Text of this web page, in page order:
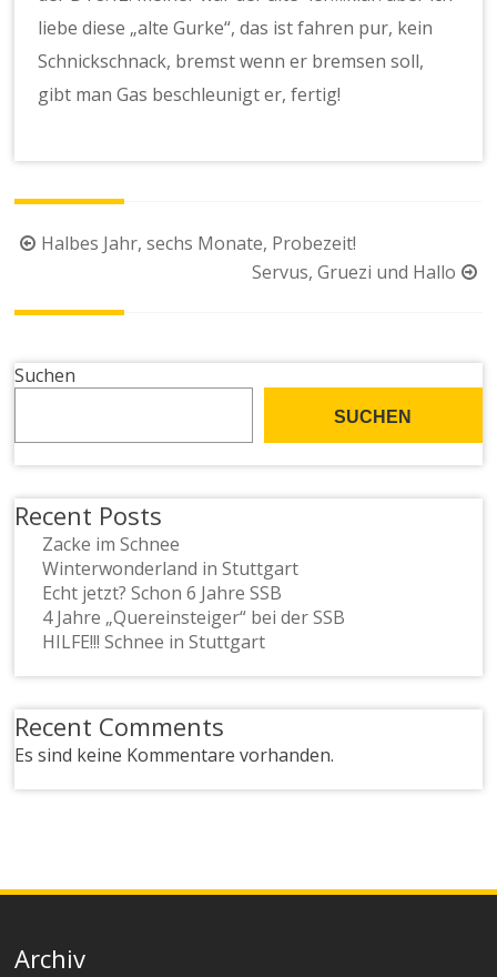
liebe diese „alte Gurke“, das ist fahren pur, kein
Schnickschnack, bremst wenn er bremsen soll,
gibt man Gas beschleunigt er, fertig!
Beitragsnavigation
Halbes Jahr, sechs Monate, Probezeit!
Servus, Gruezi und Hallo
Suchen
SUCHEN
Recent Posts
Zacke im Schnee
Winterwonderland in Stuttgart
Echt jetzt? Schon 6 Jahre SSB
4 Jahre „Quereinsteiger“ bei der SSB
HILFE!!! Schnee in Stuttgart
Recent Comments
Es sind keine Kommentare vorhanden.
Archiv